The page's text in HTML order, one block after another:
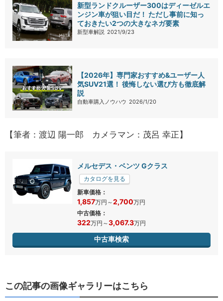
新型ランドクルーザー300はディーゼルエ
ンジン車が狙い目だ！ ただし事前に知っ
ておきたい2つの大きなネガ要素
新型車解説 2021/9/23
【2026年】専門家おすすめ&ユーザー人
気SUV21選！ 後悔しない選び方も徹底解
説
自動車購入ノウハウ 2026/1/20
【筆者：渡辺 陽一郎 カメラマン：茂呂 幸正】
メルセデス・ベンツ Gクラス
カタログを見る
新車価格：
1,857万円 ～2,700万円
中古価格：
322万円 ～3,067.3万円
中古車検索
この記事の画像ギャラリーはこちら